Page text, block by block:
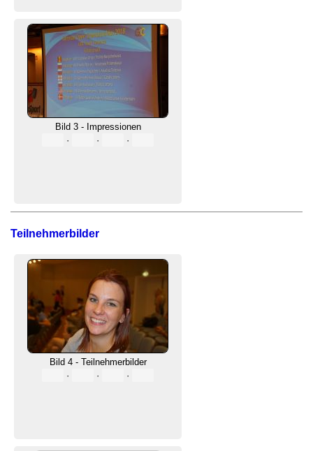
Bild 3 - Impressionen
·
· ·
Teilnehmerbilder
Bild 4 - Teilnehmerbilder
·
· ·